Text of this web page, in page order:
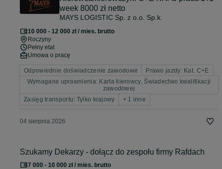
week 8000 zł netto
MAYS LOGISTIC Sp. z o.o. Sp.k.
10 000 - 12 000 zł / mies. brutto
Roczyny
Pełny etat
Umowa o pracę
Odpowiednie doświadczenie zawodowe
Prawo jazdy: Kat. C+E
Wymagane uprawnienia: Karta kierowcy, Świadectwo kwalifikacji
zawodowej
Zasięg transportu: Tylko krajowy
+ 1 inne
04 sierpnia 2026
Szukamy Dekarzy - dołącz do zespołu firmy Rafdach
7 000 - 10 000 zł / mies. brutto